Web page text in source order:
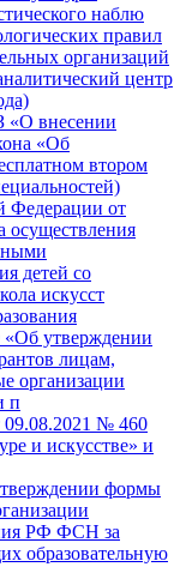
наблю
правил
организаций
центр
«О внесении
«Об
втором
Федерации от
детей со
искусст
утверждении
лицам,
организации
п
09.08.2021 № 460
и искусстве» и
формы
РФ ФСН за
образовательную